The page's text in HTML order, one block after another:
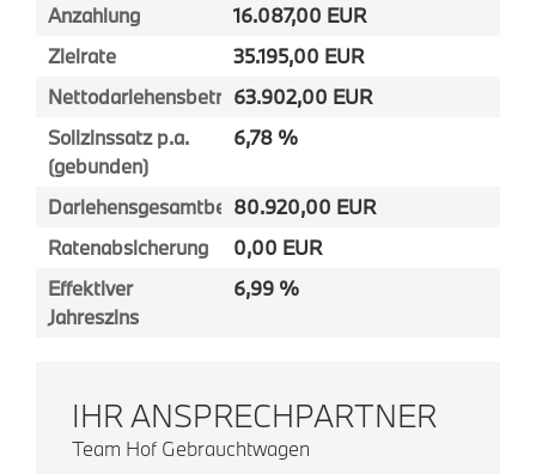
Anzahlung
16.087,00 EUR
Zielrate
35.195,00 EUR
Nettodarlehensbetrag63.902,00 EUR
Sollzinssatz p.a.
(gebunden)
6,78 %
Darlehensgesamtbetrag80.920,00 EUR
Ratenabsicherung
0,00 EUR
Effektiver
Jahreszins
6,99 %
IHR ANSPRECHPARTNER
Team Hof Gebrauchtwagen